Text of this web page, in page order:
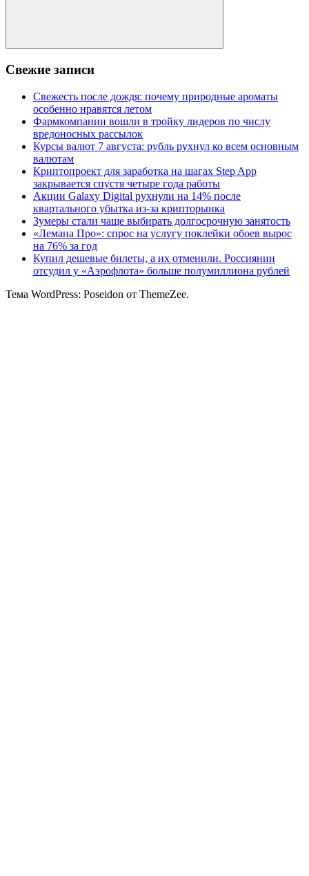
Поиск
Свежие записи
Свежесть после дождя: почему природные ароматы
особенно нравятся летом
Фармкомпании вошли в тройку лидеров по числу
вредоносных рассылок
Курсы валют 7 августа: рубль рухнул ко всем основным
валютам
Криптопроект для заработка на шагах Step App
закрывается спустя четыре года работы
Акции Galaxy Digital рухнули на 14% после
квартального убытка из-за крипторынка
Зумеры стали чаще выбирать долгосрочную занятость
«Лемана Про»: спрос на услугу поклейки обоев вырос
на 76% за год
Купил дешевые билеты, а их отменили. Россиянин
отсудил у «Аэрофлота» больше полумиллиона рублей
Тема WordPress: Poseidon от ThemeZee.